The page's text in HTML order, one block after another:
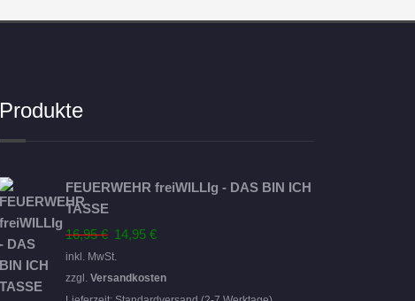
Produkte
FEUERWEHR freiWILLIg - DAS BIN ICH
TASSE
16,95€ Ursprünglicher
Preis
war:
16,95 €
14,95 €
ist:
14,95 €.
inkl. MwSt.
zzgl. Versandkosten